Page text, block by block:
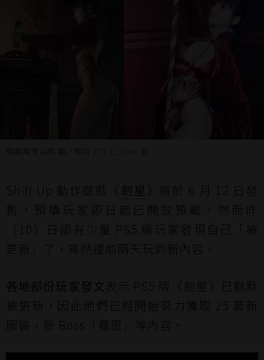
Shift Up 動作遊戲《 劍星
》將於 6 月 12 日發
售，預購玩家即日起已開放預載，然而昨
（10）日卻有少量 PS5 版玩家發現自己「被
更新」了，竟然提前兩天玩到新內容。
各地部份玩家發文 表示 PS5 版《劍星》已默默
被更新，因此他們已經開始努力獲取 25 套新
服裝，新 Boss「曼恩」等內容。